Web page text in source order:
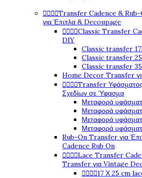
Transfer Cadence & Rub-
για Έπιπλα & Decoupage
Classic Transfer
DIY
Classic transfer
Classic transfer
Classic transfer
Home Decor Transfer
Transfer
Σχεδίων σε Ύφασμα
Μεταφορά
Μεταφορά
Μεταφορά
Μεταφορά
Rub-On Transfer για
Cadence Rub On
Lace Transfer
Transfer για Vintage
17 Χ 25 cm